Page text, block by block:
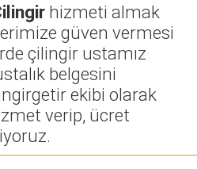
hizmeti almak
güven vermesi
çilingir ustamız
belgesini
ekibi olarak
verip, ücret